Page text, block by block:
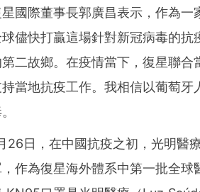
國際董事長郭廣昌表示，作為
儘快打贏這場針對新冠病毒的
第二故鄉。在疫情當下，復星聯
當地抗疫工作。我相信以葡萄
26日，在中國抗疫之初，光明醫
作為復星海外體系中第一批全